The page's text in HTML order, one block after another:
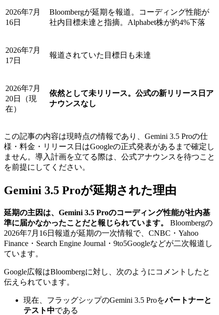
2026年7月
16日
Bloombergが延期を報道。コーディング性能が
社内目標未達と指摘。Alphabet株が約4%下落
2026年7月
17日
報道されていた目標日も未達
2026年7月
20日（現
在）
依然として未リリース。公式の新リリース日ア
ナウンスなし
この記事の内容は現時点の情報であり、Gemini 3.5 Proの仕
様・料金・リリース日はGoogleの正式発表があるまで確定し
ません。導入計画を立てる際は、公式アナウンスを待つこと
を前提にしてください。
Gemini 3.5 Proが延期された理由
延期の主因は、Gemini 3.5 Proのコーディング性能が社内基
準に届かなかったことだと報じられています。
Bloombergの
2026年7月16日報道が延期の一次情報で、CNBC・Yahoo
Finance・Search Engine Journal・9to5Googleなどが二次報道し
ています。
Google広報はBloombergに対し、次のようにコメントしたと
伝えられています。
現在、フラッグシップのGemini 3.5 Proをパートナーと
テスト中である